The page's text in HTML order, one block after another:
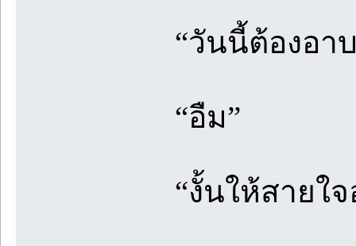
“วันนี้ต้องอา
“อืม”
“งั้นให้สายใ